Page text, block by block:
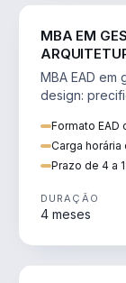
MBA EM
MBA EAD
design:
Formato EAD
Carga
Prazo de 4 a
DURAÇÃO
4 meses